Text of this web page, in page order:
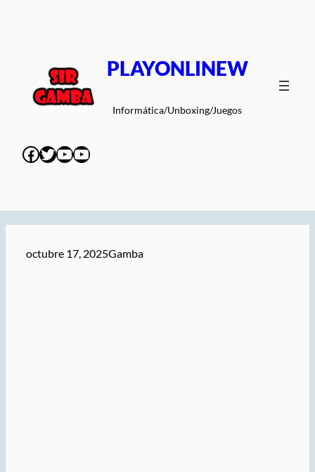
PLAYONLINEW
Informática/Unboxing/Juegos
Facebook
Twitter
YouTube
YouTube
octubre 17, 2025Gamba